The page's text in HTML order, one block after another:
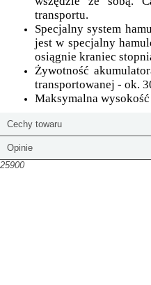
transportu.
Specjalny system
jest w specjalny
osiągnie kraniec
Żywotność
transportowanej - ok.
Maksymalna
Cechy towaru
Opinie
25900